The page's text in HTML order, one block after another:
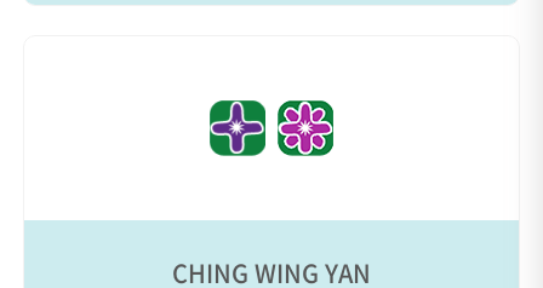
CHING WING YAN